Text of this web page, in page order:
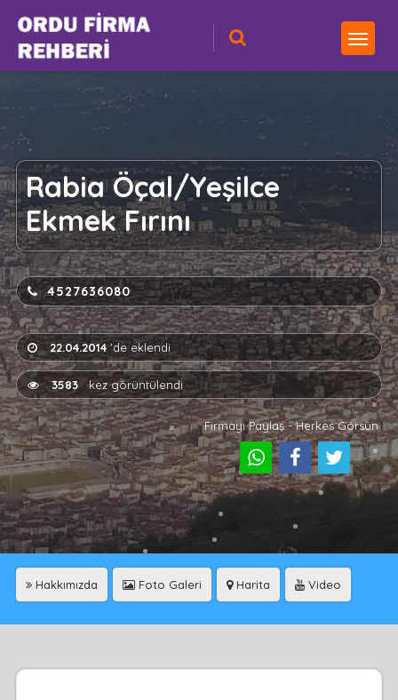
Rabia Öçal/Yeşilce
Ekmek Fırını
4527636080
22.04.2014'de eklendi
3583kez görüntülendi
Firmayı Paylaş - Herkes Görsün
Hakkımızda Foto Galeri Harita Video